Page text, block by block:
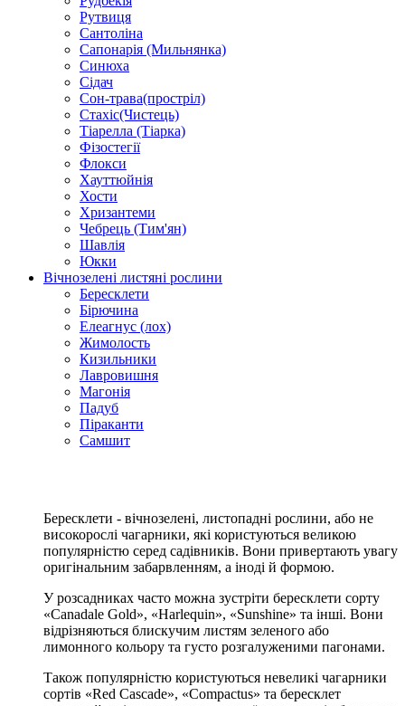
Рутвиця
Сантоліна
Сапонарія (Мильнянка)
Синюха
Сідач
Сон-трава(простріл)
Стахіс(Чистець)
Тіарелла (Тіарка)
Фізостегії
Флокси
Хауттюйнія
Хости
Хризантеми
Чебрець (Тим'ян)
Шавлія
Юкки
Вічнозелені листяні рослини
Бересклети
Бірючина
Елеагнус (лох)
Жимолость
Кизильники
Лавровишня
Магонія
Падуб
Піраканти
Самшит
Бересклети - вічнозелені, листопадні рослини, або не
високорослі чагарники, які користуються великою
популярністю серед садівників. Вони привертають увагу
оригінальним забарвленням, а іноді й формою.
У розсадниках часто можна зустріти бересклети сорту
«Canadale Gold», «Harlequin», «Sunshine» та інші. Вони
відрізняються блискучим листям зеленого або
лимонного кольору та густо розгалуженими пагонами.
Також популярністю користуються невеликі чагарники
сортів «Red Cascade», «Compactus» та бересклет